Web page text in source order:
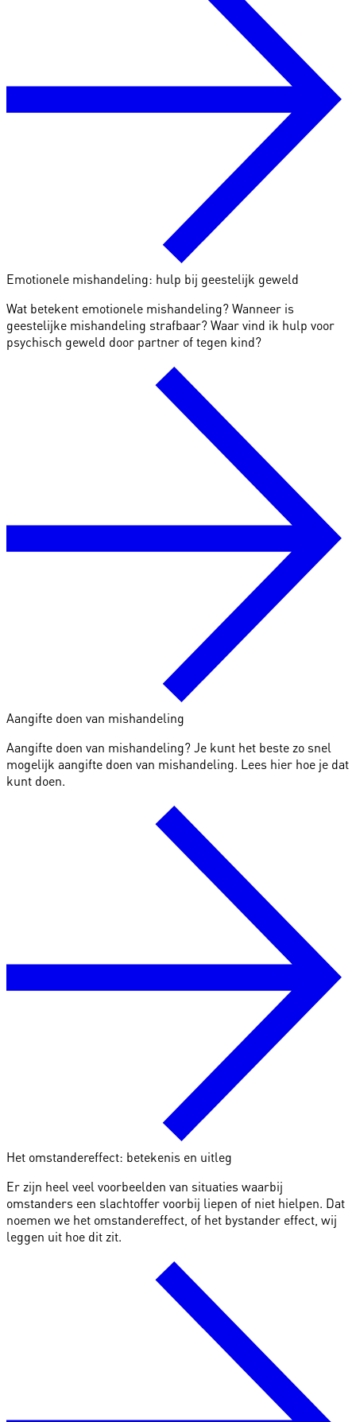
Emotionele mishandeling: hulp bij geestelijk geweld
Wat betekent emotionele mishandeling? Wanneer is
geestelijke mishandeling strafbaar? Waar vind ik hulp voor
psychisch geweld door partner of tegen kind?
Aangifte doen van mishandeling
Aangifte doen van mishandeling? Je kunt het beste zo snel
mogelijk aangifte doen van mishandeling. Lees hier hoe je dat
kunt doen.
Het omstandereffect: betekenis en uitleg
Er zijn heel veel voorbeelden van situaties waarbij
omstanders een slachtoffer voorbij liepen of niet hielpen. Dat
noemen we het omstandereffect, of het bystander effect, wij
leggen uit hoe dit zit.